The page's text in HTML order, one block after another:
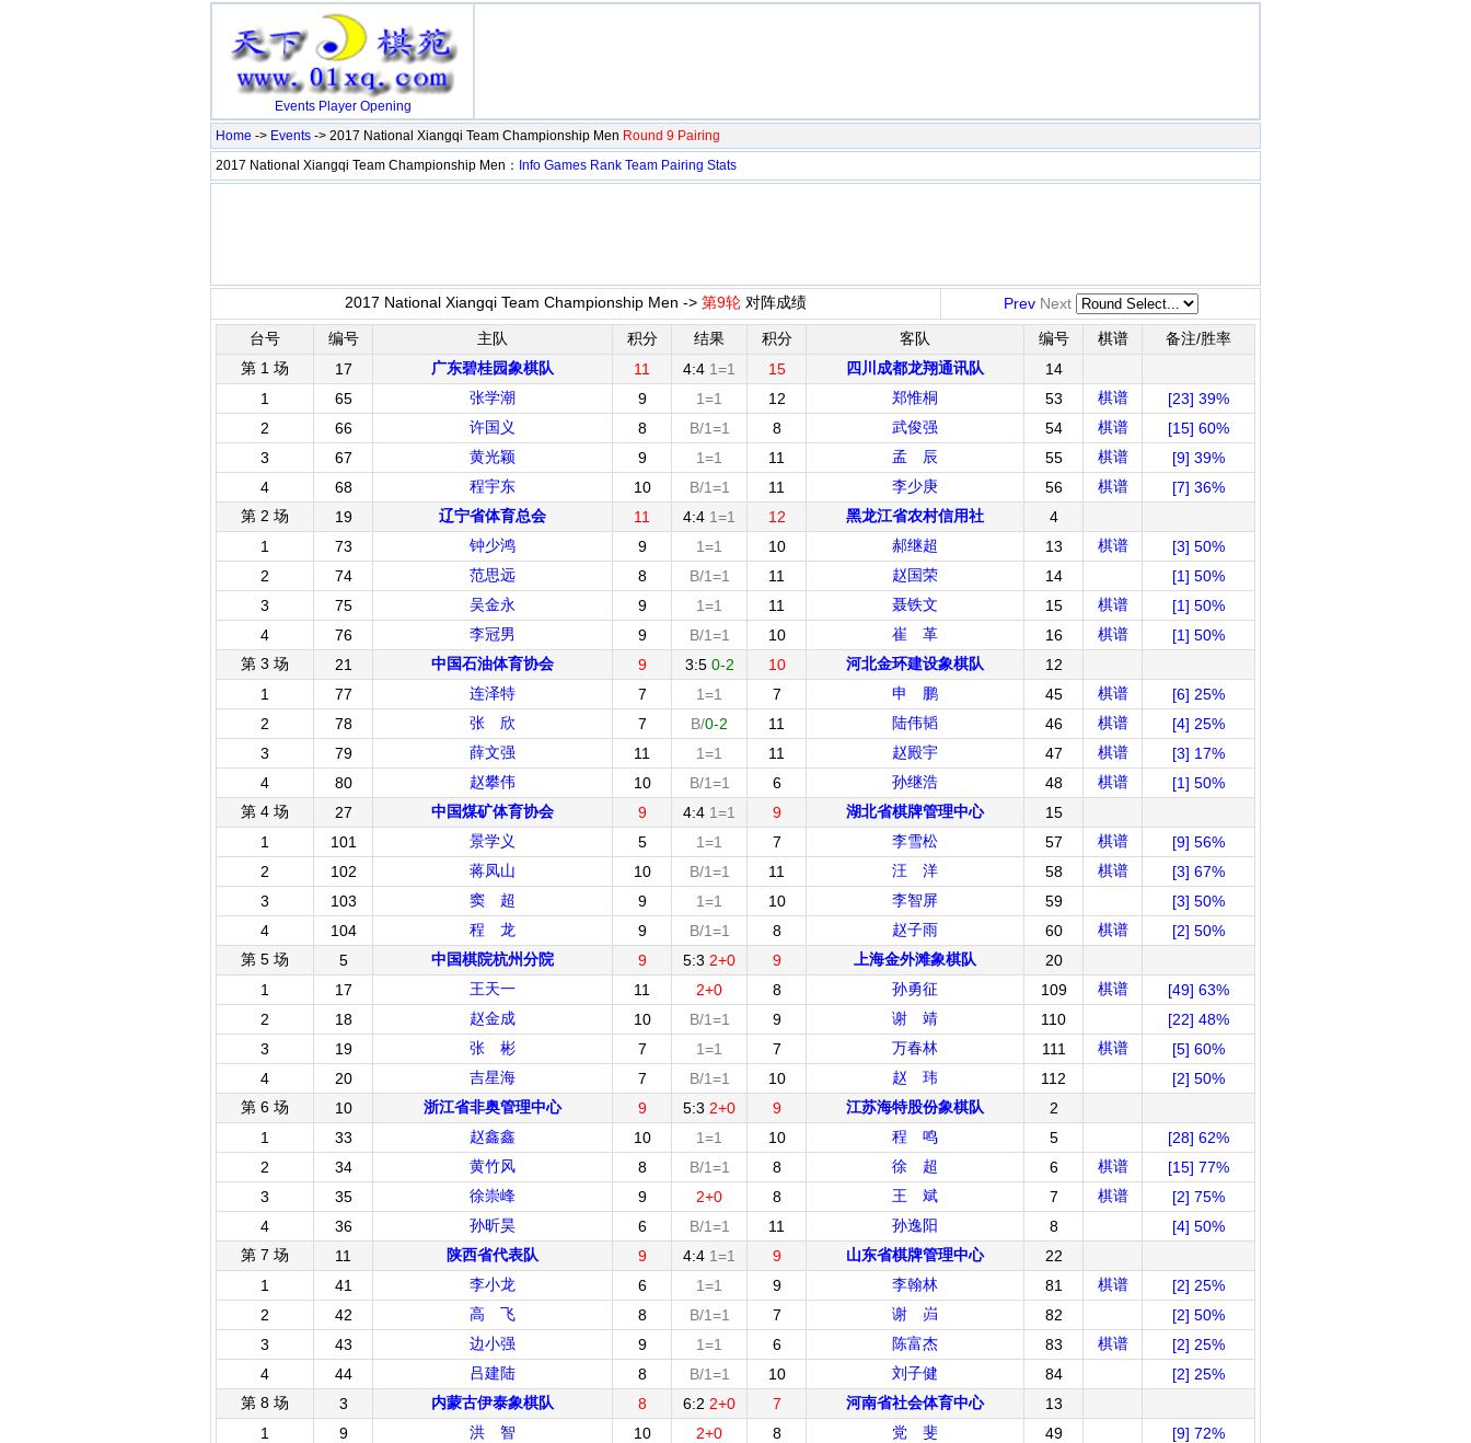
Events Player Opening
Home -> Events -> 2017 National Xiangqi Team Championship Men Round 9 Pairing
2017 National Xiangqi Team Championship Men： Info Games Rank Team Pairing Stats
2017 National Xiangqi Team Championship Men -> 第9轮 对阵成绩 Prev Next
台号
编号 主队 积分 结果 积分 客队 编号 棋谱
备注/胜率
第 1 场
17 广东碧桂园象棋队 11 4:4 1=1 15 四川成都龙翔通讯队
14
1
65 张学潮 9 1=1 12 郑惟桐 53 棋谱
[23] 39%
2
66 许国义 8 B/1=1 8 武俊强 54 棋谱
[15] 60%
3
67 黄光颖 9 1=1 11 孟 辰 55 棋谱
[9] 39%
4
68 程宇东 10 B/1=1 11 李少庚 56 棋谱
[7] 36%
第 2 场
19 辽宁省体育总会 11 4:4 1=1 12 黑龙江省农村信用社
4
1
73 钟少鸿 9 1=1 10 郝继超 13 棋谱
[3] 50%
2
74 范思远 8 B/1=1 11 赵国荣 14
[1] 50%
3
75 吴金永 9 1=1 11 聂铁文 15 棋谱
[1] 50%
4
76 李冠男 9 B/1=1 10 崔 革 16 棋谱
[1] 50%
第 3 场
21 中国石油体育协会 9 3:5 0-2 10 河北金环建设象棋队
12
1
77 连泽特 7 1=1 7 申 鹏 45 棋谱
[6] 25%
2
78 张 欣 7 B/0-2 11 陆伟韬 46 棋谱
[4] 25%
3
79 薛文强 11 1=1 11 赵殿宇 47 棋谱
[3] 17%
4
80 赵攀伟 10 B/1=1 6 孙继浩 48 棋谱
[1] 50%
第 4 场
27 中国煤矿体育协会 9 4:4 1=1 9 湖北省棋牌管理中心
15
1
101 景学义 5 1=1 7 李雪松 57 棋谱
[9] 56%
2
102 蒋凤山 10 B/1=1 11 汪 洋 58 棋谱
[3] 67%
3
103 窦 超 9 1=1 10 李智屏 59
[3] 50%
4
104 程 龙 9 B/1=1 8 赵子雨 60 棋谱
[2] 50%
第 5 场
5 中国棋院杭州分院 9 5:3 2+0 9 上海金外滩象棋队
20
1
17 王天一 11 2+0 8 孙勇征 109 棋谱
[49] 63%
2
18 赵金成 10 B/1=1 9 谢 靖 110
[22] 48%
3
19 张 彬 7 1=1 7 万春林 111 棋谱
[5] 60%
4
20 吉星海 7 B/1=1 10 赵 玮 112
[2] 50%
第 6 场
10 浙江省非奥管理中心 9 5:3 2+0 9 江苏海特股份象棋队
2
1
33 赵鑫鑫 10 1=1 10 程 鸣 5
[28] 62%
2
34 黄竹风 8 B/1=1 8 徐 超 6 棋谱
[15] 77%
3
35 徐崇峰 9 2+0 8 王 斌 7 棋谱
[2] 75%
4
36 孙昕昊 6 B/1=1 11 孙逸阳 8
[4] 50%
第 7 场
11 陕西省代表队 9 4:4 1=1 9 山东省棋牌管理中心
22
1
41 李小龙 6 1=1 9 李翰林 81 棋谱
[2] 25%
2
42 高 飞 8 B/1=1 7 谢 岿 82
[2] 50%
3
43 边小强 9 1=1 6 陈富杰 83 棋谱
[2] 25%
4
44 吕建陆 8 B/1=1 10 刘子健 84
[2] 25%
第 8 场
3 内蒙古伊泰象棋队 8 6:2 2+0 7 河南省社会体育中心
13
1
9 洪 智 10 2+0 8 党 斐 49
[9] 72%